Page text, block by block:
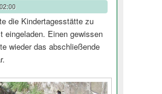
die Kindertagesstätte zu
eingeladen. Einen gewissen
wieder das abschließende